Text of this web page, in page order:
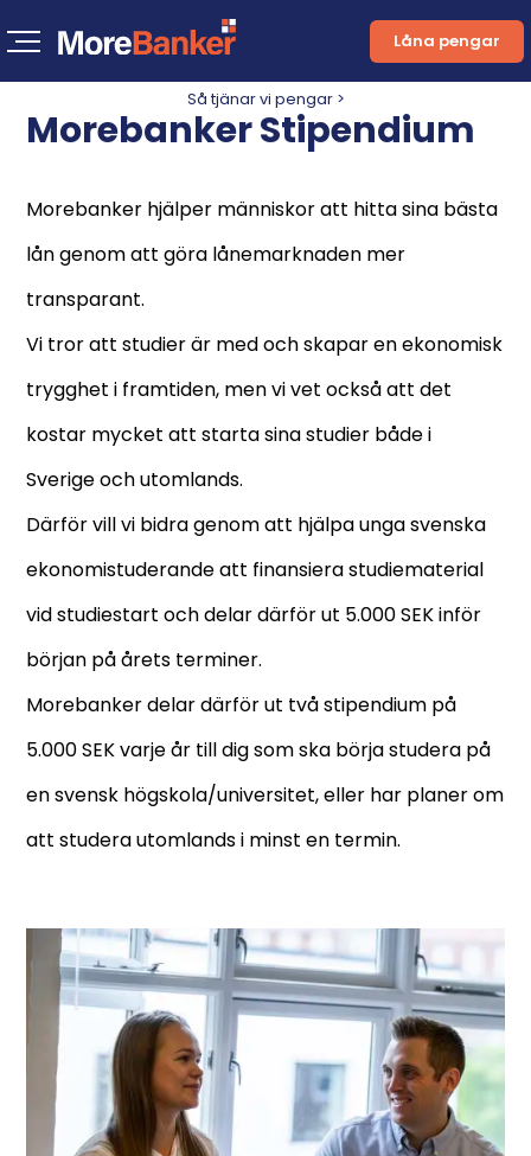
Låna pengar
Så tjänar vi pengar >
Morebanker Stipendium
Morebanker hjälper människor att hitta sina bästa
lån genom att göra lånemarknaden mer
transparant.
Vi tror att studier är med och skapar en ekonomisk
trygghet i framtiden, men vi vet också att det
kostar mycket att starta sina studier både i
Sverige och utomlands.
Därför vill vi bidra genom att hjälpa unga svenska
ekonomistuderande att finansiera studiematerial
vid studiestart och delar därför ut 5.000 SEK inför
början på årets terminer.
Morebanker delar därför ut två stipendium på
5.000 SEK varje år till dig som ska börja studera på
en svensk högskola/universitet, eller har planer om
att studera utomlands i minst en termin.